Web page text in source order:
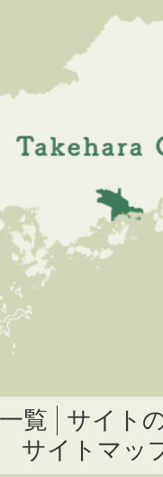
覧
サイト
サイトマッ